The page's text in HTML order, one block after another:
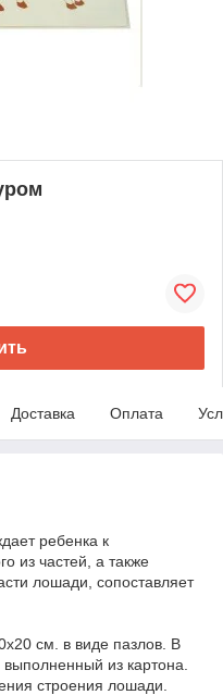
Доставка Оплата
ребенка к
из частей, а также
лошади, сопоставляет
см. в виде пазлов. В
выполненный из картона.
строения лошади.